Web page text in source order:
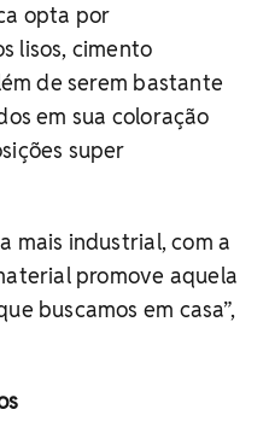
opta por
lisos, cimento
de serem bastante
em sua coloração
super
mais industrial, com a
promove aquela
buscamos em casa”,